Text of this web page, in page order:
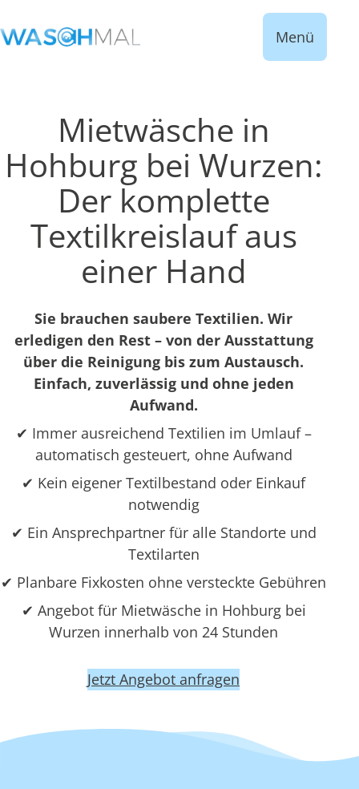
Menü
Mietwäsche in
Hohburg bei Wurzen:
Der komplette
Textilkreislauf aus
einer Hand
Sie brauchen saubere Textilien. Wir
erledigen den Rest – von der Ausstattung
über die Reinigung bis zum Austausch.
Einfach, zuverlässig und ohne jeden
Aufwand.
✔ Immer ausreichend Textilien im Umlauf –
automatisch gesteuert, ohne Aufwand
✔ Kein eigener Textilbestand oder Einkauf
notwendig
✔ Ein Ansprechpartner für alle Standorte und
Textilarten
✔ Planbare Fixkosten ohne versteckte Gebühren
✔ Angebot für Mietwäsche in Hohburg bei
Wurzen innerhalb von 24 Stunden
Jetzt Angebot anfragen